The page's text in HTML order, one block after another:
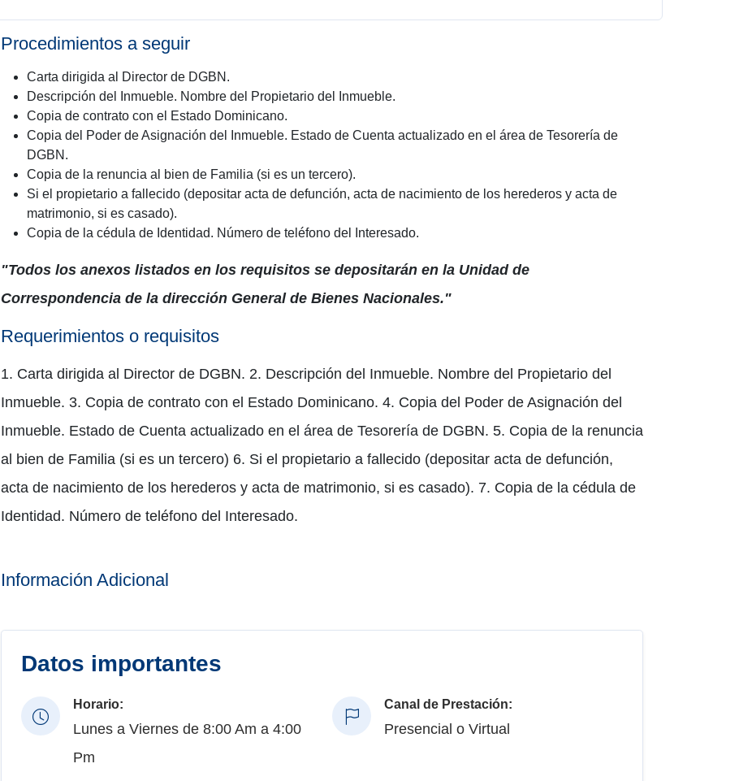
Procedimientos a seguir
Carta dirigida al Director de DGBN.
Descripción del Inmueble. Nombre del Propietario del Inmueble.
Copia de contrato con el Estado Dominicano.
Copia del Poder de Asignación del Inmueble. Estado de Cuenta actualizado en el área de Tesorería de
DGBN.
Copia de la renuncia al bien de Familia (si es un tercero).
Si el propietario a fallecido (depositar acta de defunción, acta de nacimiento de los herederos y acta de
matrimonio, si es casado).
Copia de la cédula de Identidad. Número de teléfono del Interesado.
"Todos los anexos listados en los requisitos se depositarán en la Unidad de
Correspondencia de la dirección General de Bienes Nacionales."
Requerimientos o requisitos
1. Carta dirigida al Director de DGBN. 2. Descripción del Inmueble. Nombre del Propietario del
Inmueble. 3. Copia de contrato con el Estado Dominicano. 4. Copia del Poder de Asignación del
Inmueble. Estado de Cuenta actualizado en el área de Tesorería de DGBN. 5. Copia de la renuncia
al bien de Familia (si es un tercero) 6. Si el propietario a fallecido (depositar acta de defunción,
acta de nacimiento de los herederos y acta de matrimonio, si es casado). 7. Copia de la cédula de
Identidad. Número de teléfono del Interesado.
Información Adicional
Datos importantes
Horario:
Lunes a Viernes de 8:00 Am a 4:00
Pm
Canal de Prestación:
Presencial o Virtual